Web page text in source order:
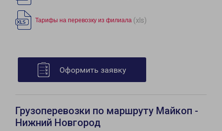
Тарифы на перевозку из филиала (xls)
Оформить заявку
Грузоперевозки по маршруту Майкоп -
Нижний Новгород